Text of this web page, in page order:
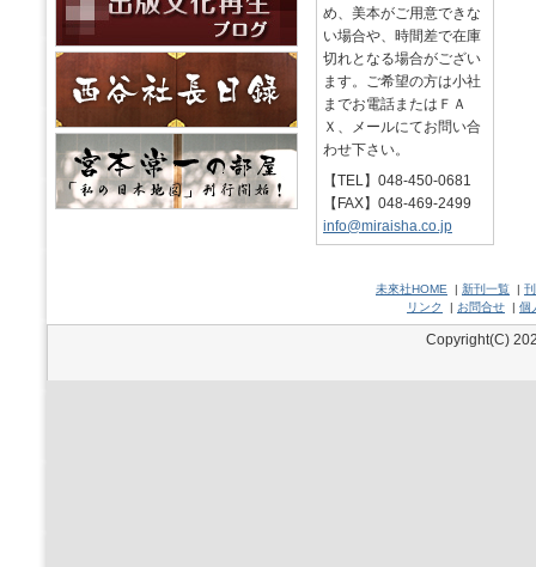
め、美本がご用意できな
い場合や、時間差で在庫
切れとなる場合がござい
ます。ご希望の方は小社
までお電話またはＦＡ
Ｘ、メールにてお問い合
わせ下さい。
【TEL】048-450-0681
【FAX】048-469-2499
info@miraisha.co.jp
未來社HOME | 新刊一覧 |
リンク
| お問合せ | 個
Copyright(C)